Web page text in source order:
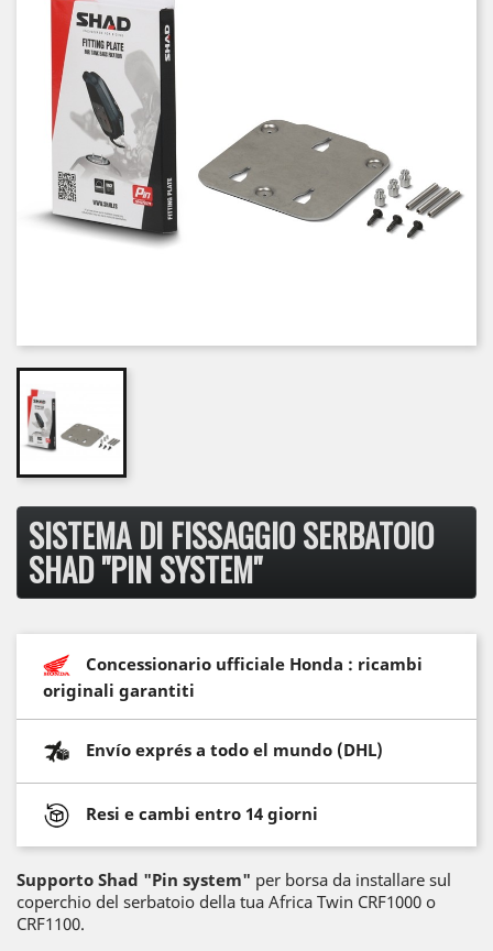
SISTEMA DI FISSAGGIO SERBATOIO
SHAD "PIN SYSTEM"
Concessionario ufficiale Honda : ricambi
originali garantiti
Envío exprés a todo el mundo (DHL)
Resi e cambi entro 14 giorni
Supporto Shad "Pin system" per borsa da installare sul
coperchio del serbatoio della tua Africa Twin CRF1000 o
CRF1100.